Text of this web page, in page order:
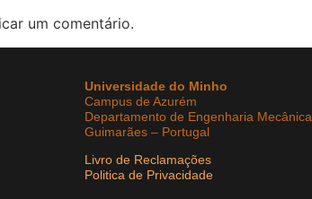
um comentário.
Universidade do Minho
Campus de Azurém
Departamento de Engenharia Mecânica
Guimarães – Portugal
Livro de Reclamações
Politica de Privacidade